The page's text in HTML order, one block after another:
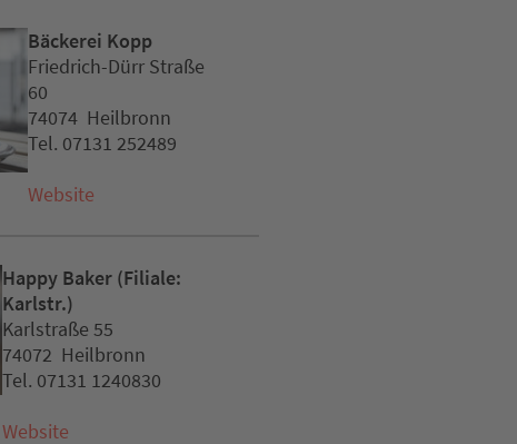
Bäckerei Kopp
Friedrich-Dürr Straße
60
74074 Heilbronn
Tel. 07131 252489
Website
Happy Baker (Filiale:
Karlstr.)
Karlstraße 55
74072 Heilbronn
Tel. 07131 1240830
Website